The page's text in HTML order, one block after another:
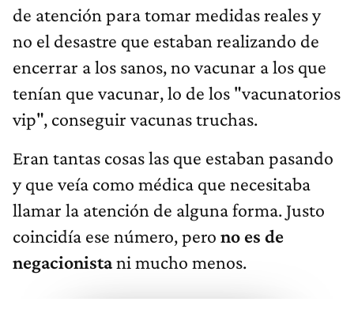
de atención para tomar medidas reales y
no el desastre que estaban realizando de
encerrar a los sanos, no vacunar a los que
tenían que vacunar, lo de los "vacunatorios
vip", conseguir vacunas truchas.
Eran tantas cosas las que estaban pasando
y que veía como médica que necesitaba
llamar la atención de alguna forma. Justo
coincidía ese número, pero no es de
negacionistani mucho menos.